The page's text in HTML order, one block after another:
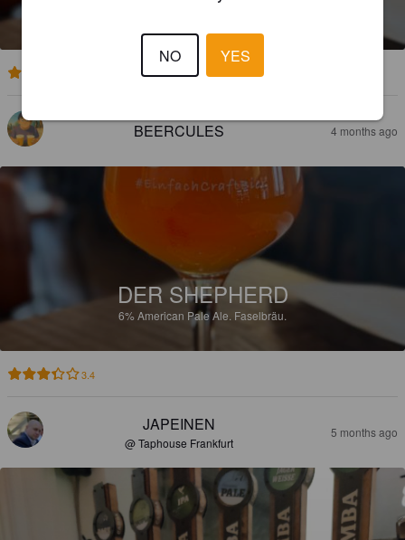
BEERCULES 4 months ago
DER SHEPHERD
6% American Pale Ale. Faselbräu.
3.4
JAPEINEN
@ Taphouse Frankfurt
5 months ago
NO YES